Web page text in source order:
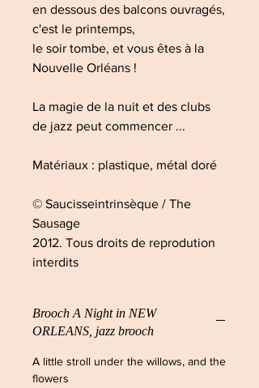
en dessous des balcons ouvragés,
c'est le printemps,
le soir tombe, et vous êtes à la
Nouvelle Orléans !
La magie de la nuit et des clubs
de jazz peut commencer ...
Matériaux : plastique, métal doré
© Saucisseintrinsèque / The
Sausage
2012. Tous droits de reprodution
interdits
Brooch A Night in NEW
ORLEANS, jazz brooch
A little stroll under the willows, and the
flowers